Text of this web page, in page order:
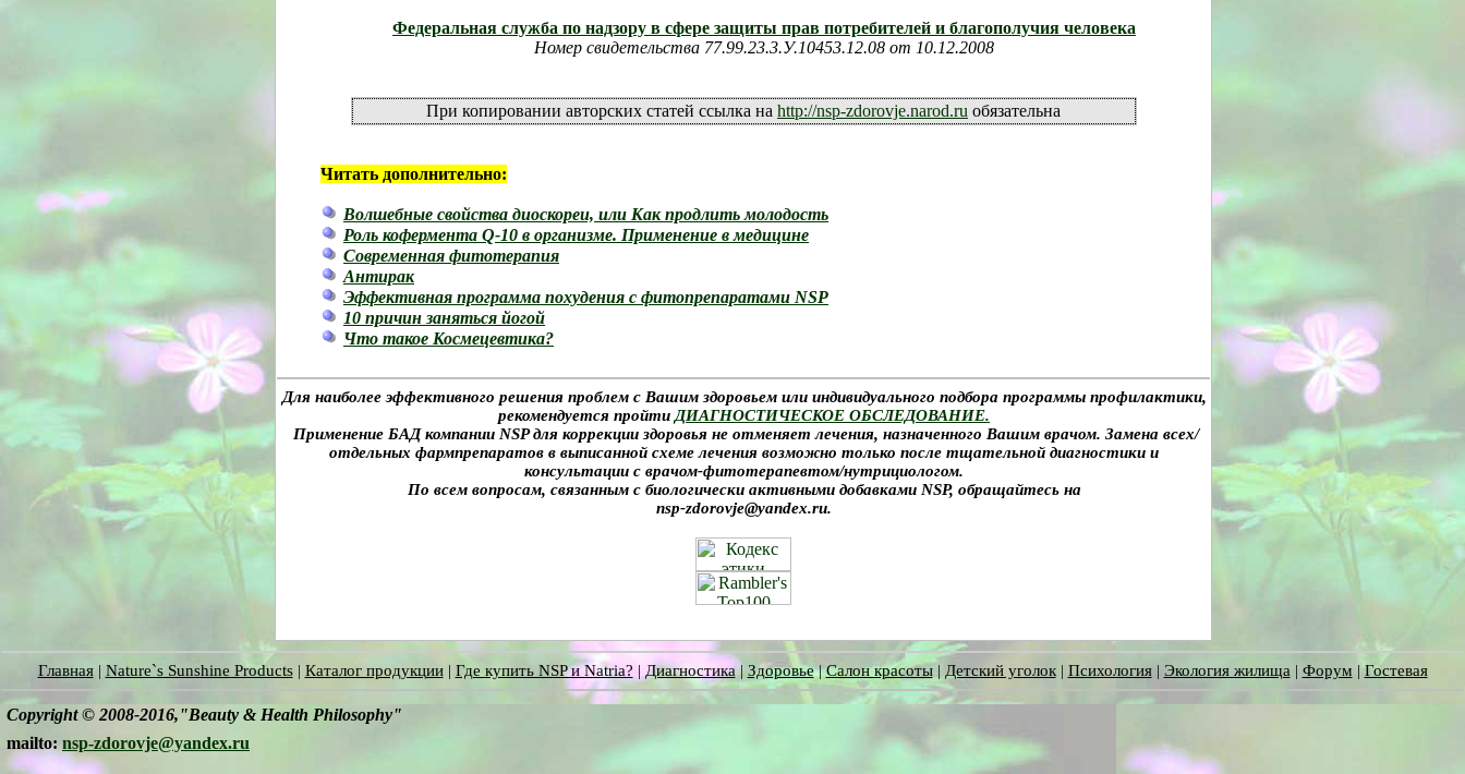
Федеральная служба по надзору в сфере защиты прав потребителей и благополучия человека
Номер свидетельства 77.99.23.3.У.10453.12.08 от 10.12.2008
При копировании авторских статей ссылка на http://nsp-zdorovje.narod.ru обязательна
Читать дополнительно:
Волшебные свойства диоскореи, или Как продлить молодость
Роль кофермента Q-10 в организме. Применение в медицине
Современная фитотерапия
Антирак
Эффективная программа похудения с фитопрепаратами NSP
10 причин заняться йогой
Что такое Космецевтика?
Для наиболее эффективного решения проблем с Вашим здоровьем или индивидуального подбора программы профилактики,
рекомендуется пройти ДИАГНОСТИЧЕСКОЕ ОБСЛЕДОВАНИЕ.
Применение БАД компании NSP для коррекции здоровья не отменяет лечения, назначенного Вашим врачом. Замена всех/
отдельных фармпрепаратов в выписанной схеме лечения возможно только после тщательной диагностики и
консультации с врачом-фитотерапевтом/нутрициологом.
По всем вопросам, связанным с биологически активными добавками NSP, обращайтесь на
nsp-zdorovje@yandex.ru.
Главная| Nature`s Sunshine Products| Каталог продукции| Где купить NSP и Natria? | Диагностика| Здоровье|Салон красоты| Детский уголок| Психология| Экология жилища | Форум |Гостевая
Copyright © 2008-2016,"Beauty & Health Philosophy"
mailto: nsp-zdorovje@yandex.ru